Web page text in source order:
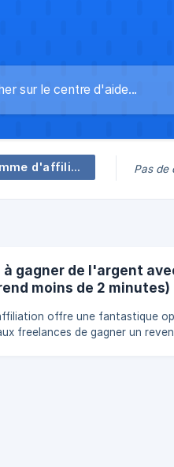
Programme d'affiliation Pas de
à gagner de l'argent
moins de 2 minutes)
offre une fantastique
freelances de gagner un